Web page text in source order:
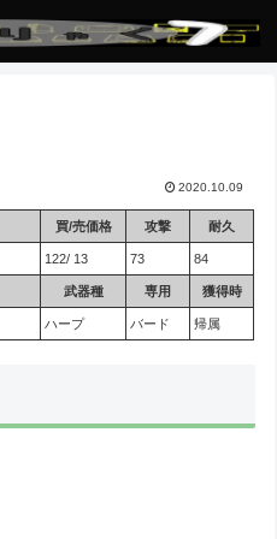
2020.10.09
買/売価格 攻撃 耐久
122/ 13 73 84
武器種 専用 獲得時
ハープ バード 帰属